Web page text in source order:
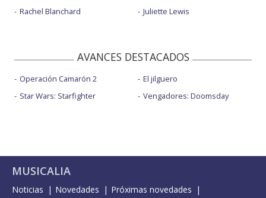
Rachel Blanchard
Juliette Lewis
AVANCES DESTACADOS
Operación Camarón 2
Star Wars: Starfighter
El jilguero
Vengadores: Doomsday
MUSICALIA
Noticias Novedades
Próximas novedades